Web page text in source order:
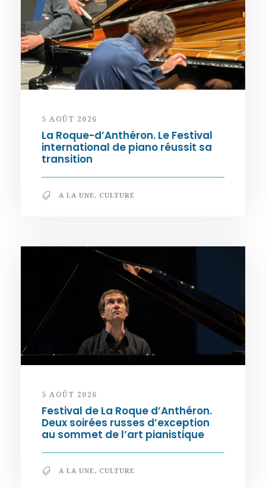
5 AOÛT 2026
La Roque-d’Anthéron. Le Festival
international de piano réussit sa
transition
A LA UNE, CULTURE
5 AOÛT 2026
Festival de La Roque d’Anthéron.
Deux soirées russes d’exception
au sommet de l’art pianistique
A LA UNE, CULTURE